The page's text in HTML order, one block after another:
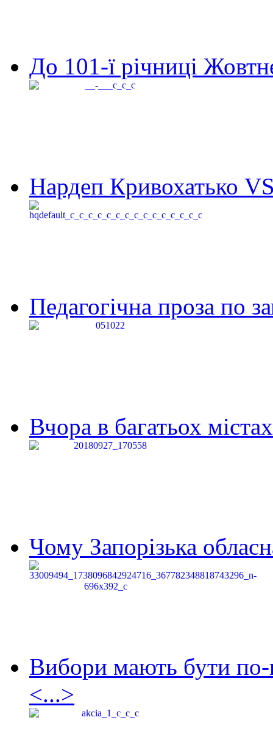
До 101-ї річниці
Нардеп Кривохатько
Педагогічна проза по
Вчора в багатьох
Чому Запорізька
Вибори мають бути по-
<...>